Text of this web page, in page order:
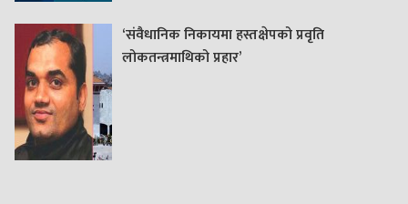
‘संवैधानिक निकायमा हस्तक्षेपको प्रवृति
लोकतन्त्रमाथिको प्रहार’